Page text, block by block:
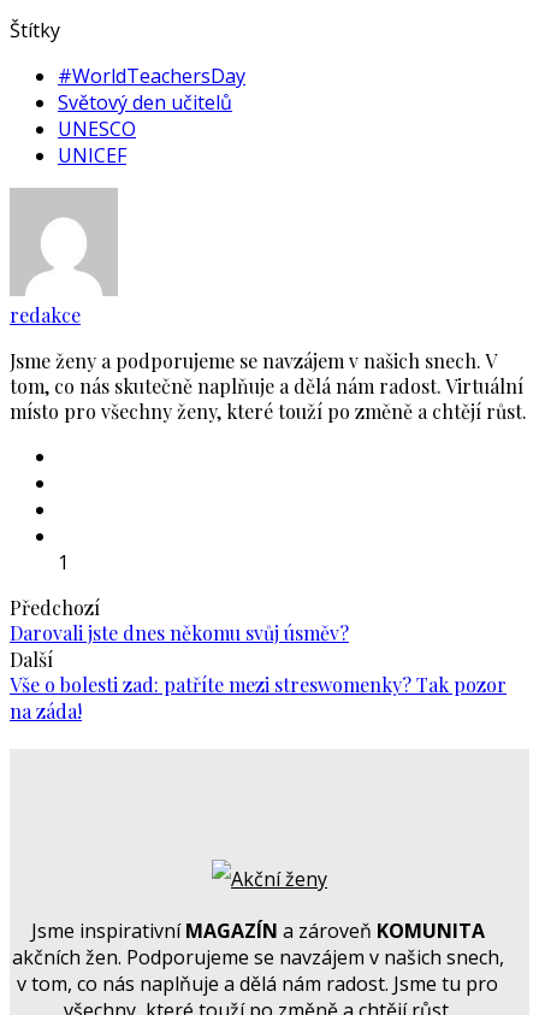
Štítky
#WorldTeachersDay
Světový den učitelů
UNESCO
UNICEF
redakce
Jsme ženy a podporujeme se navzájem v našich snech. V
tom, co nás skutečně naplňuje a dělá nám radost. Virtuální
místo pro všechny ženy, které touží po změně a chtějí růst.
1
Předchozí
Darovali jste dnes někomu svůj úsměv?
Další
Vše o bolesti zad: patříte mezi streswomenky? Tak pozor
na záda!
Jsme inspirativníMAGAZÍN a zároveň KOMUNITA
akčních žen. Podporujeme se navzájem v našich snech,
v tom, co nás naplňuje a dělá nám radost. Jsme tu pro